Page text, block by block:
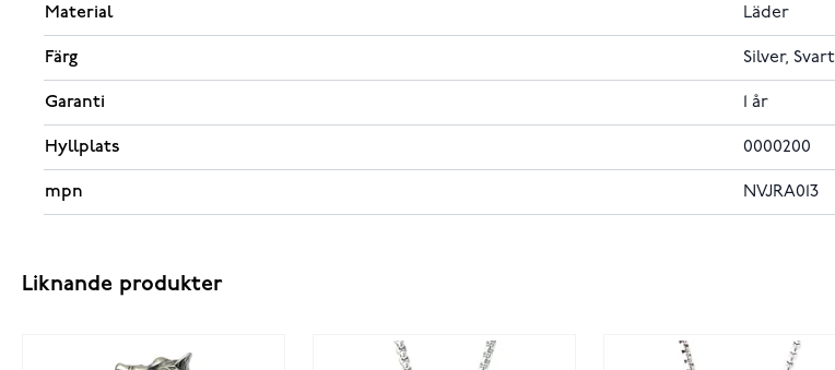
Material Läder
Färg Silver, Svart
Garanti 1 år
Hyllplats 0000200
mpn NVJRA013
Liknande produkter